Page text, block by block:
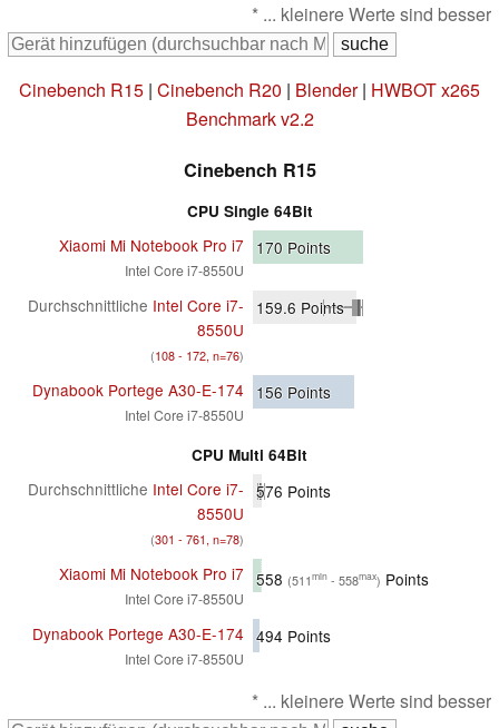
* ... kleinere Werte sind besser
Cinebench R15 | Cinebench R20 | Blender| HWBOT x265
Benchmark v2.2
Cinebench R15
CPU Single 64Bit
Xiaomi Mi Notebook Pro i7
Intel Core i7-8550U
170 Points
Durchschnittliche Intel Core i7-
8550U
(108 - 172, n=76)
159.6 Points
Dynabook Portege A30-E-174
Intel Core i7-8550U
156 Points
CPU Multi 64Bit
Durchschnittliche Intel Core i7-
8550U
(301 - 761, n=78)
576 Points
Xiaomi Mi Notebook Pro i7
Intel Core i7-8550U
558 (511min - 558max) Points
Dynabook Portege A30-E-174
Intel Core i7-8550U
494 Points
* ... kleinere Werte sind besser